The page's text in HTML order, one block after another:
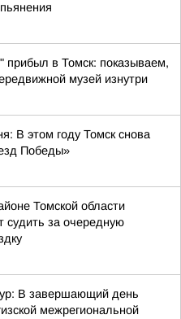
прибыл в Томск: показываем,
музей изнутри
В этом году Томск снова
Победы»
Томской области
судить за очередную
В завершающий день
межрегиональной